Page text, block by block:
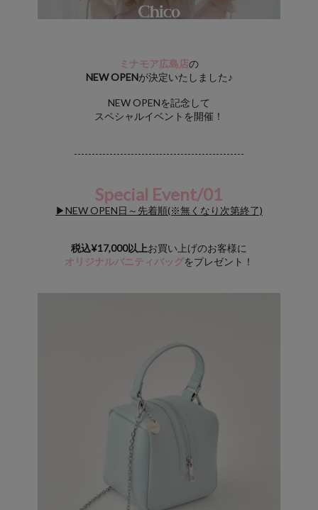
ミナモア広島店の
NEW OPENが決定いたしました♪
NEW OPENを記念して
スペシャルイベントを開催！
------------------------------------------------
Special Event/01
▶NEW OPEN日～先着順(※無くなり次第終了)
税込¥17,000以上お買い上げのお客様に
オリジナルバニティバッグをプレゼント！